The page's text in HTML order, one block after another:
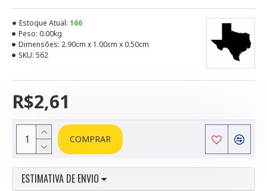
R$2,61
Estoque Atual: 166
Peso: 0.00kg
Dimensões: 2.90cm x 1.00cm x 0.50cm
SKU: 562
COMPRAR
ESTIMATIVA DE ENVIO